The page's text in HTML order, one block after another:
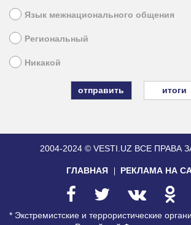
Язык межнационального общения
Региональный
Никакой
итоги
2004-2024 © VESTI.UZ ВСЕ ПРАВА
ГЛАВНАЯ РЕКЛАМА НА
* Экстремистские и террористические